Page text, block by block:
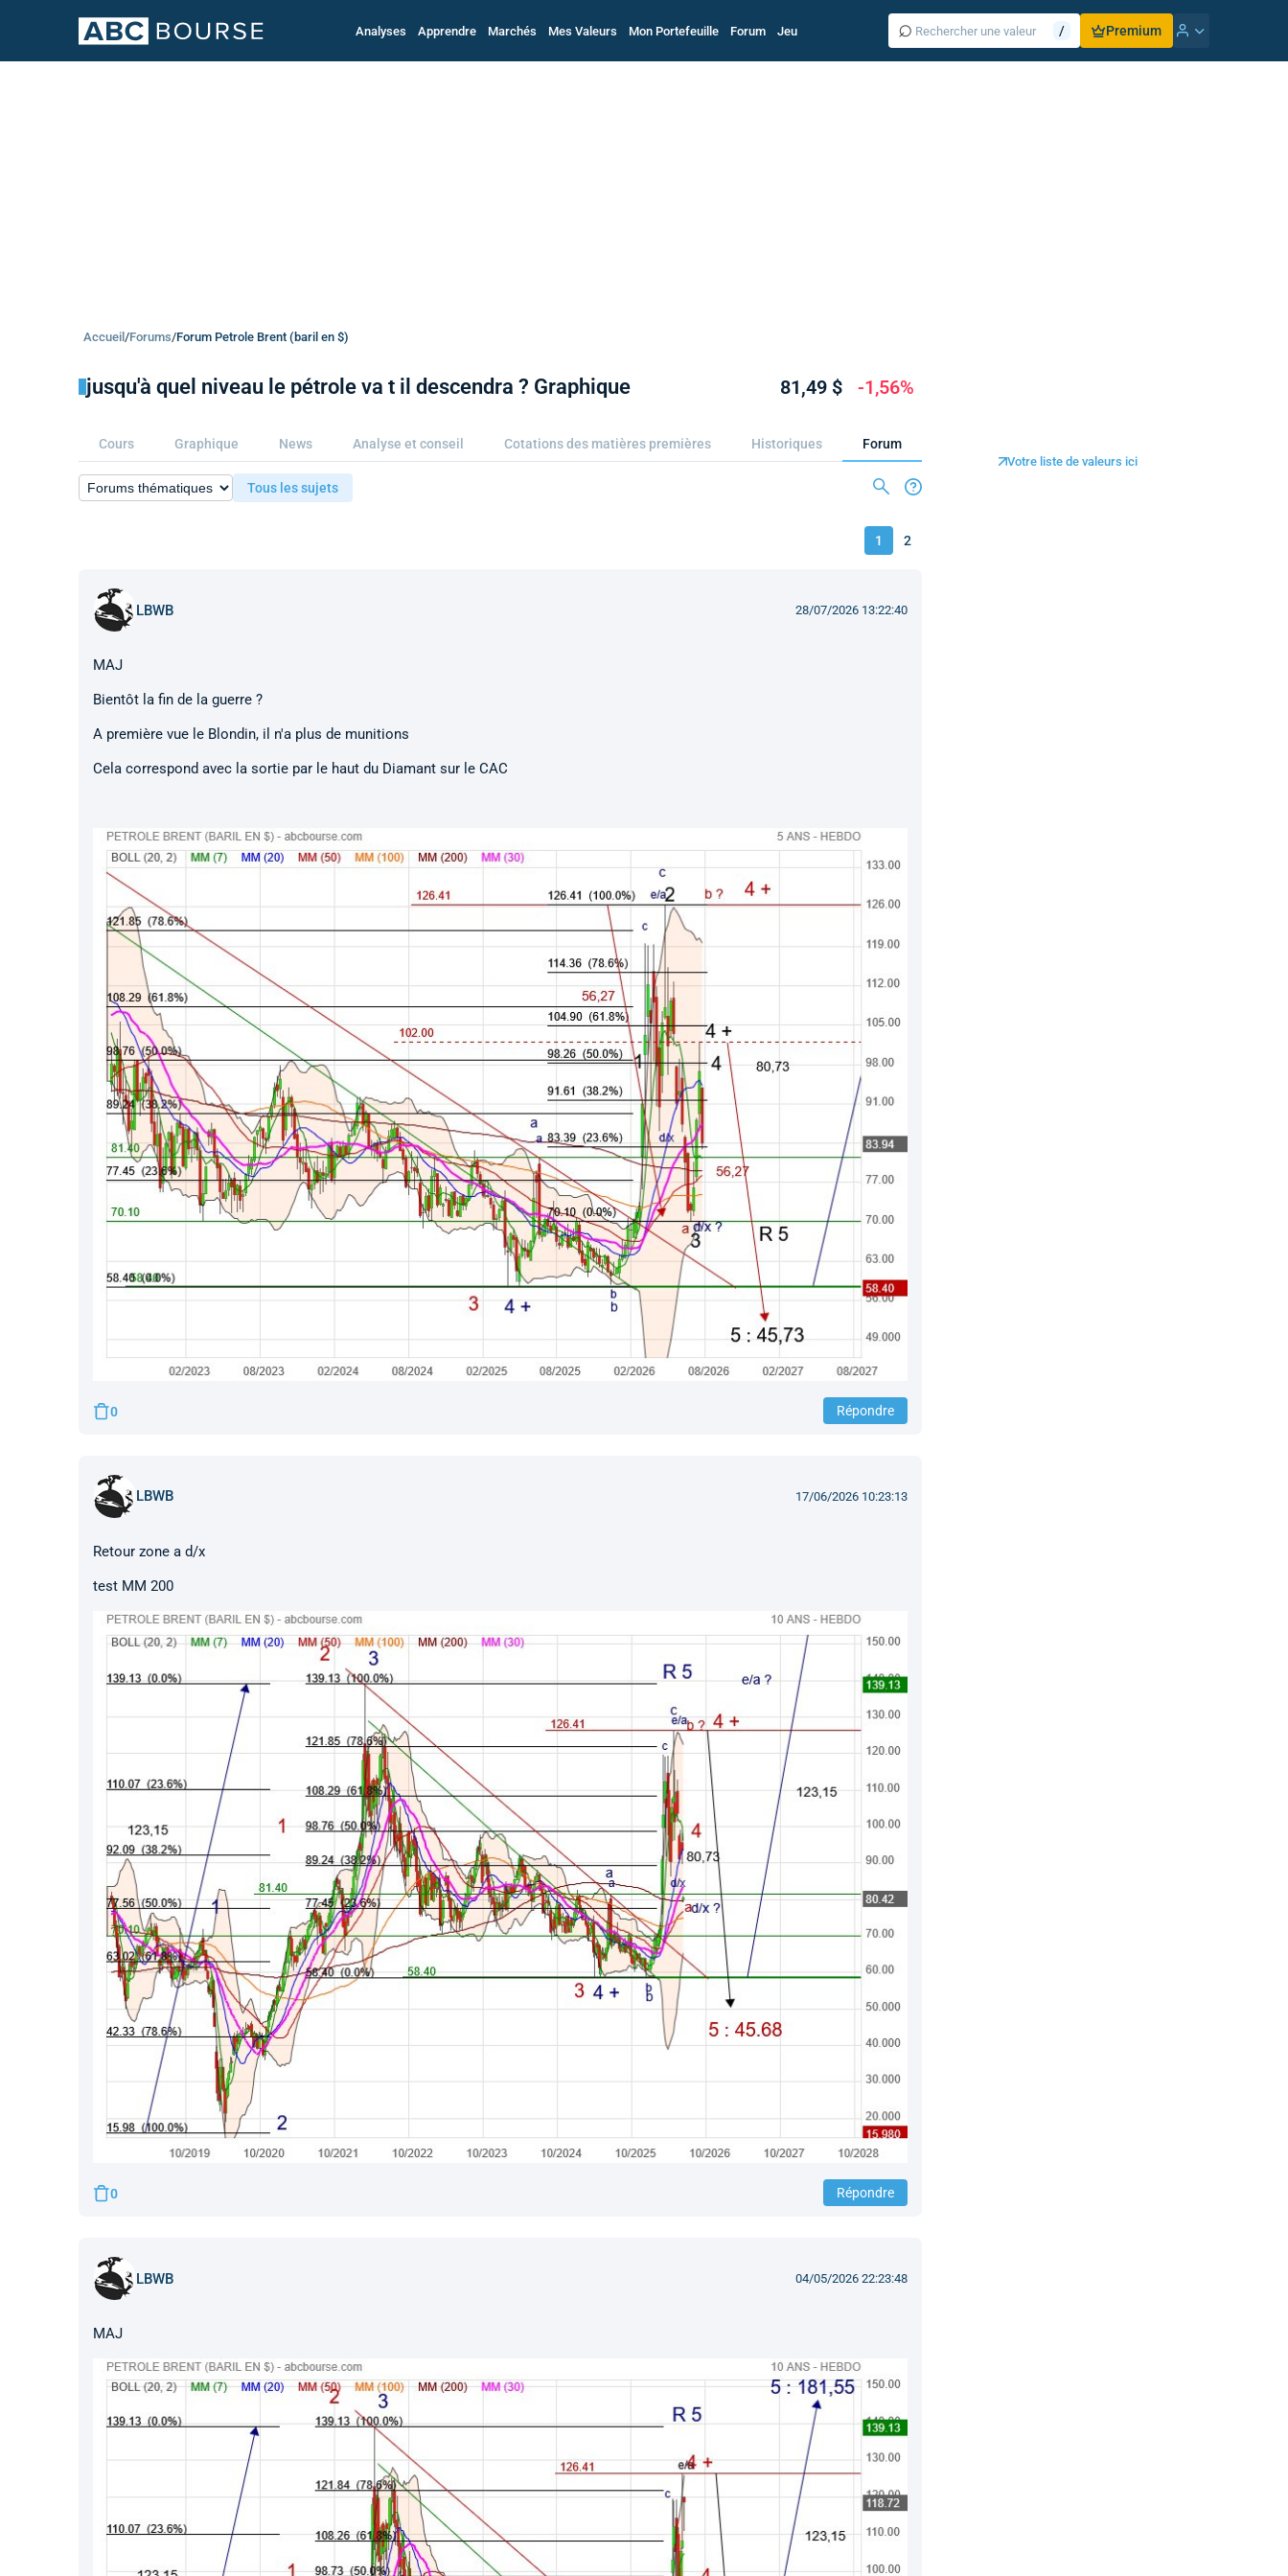
Analyses Apprendre Marchés Mes Valeurs Mon Portefeuille Forum Jeu ⌕ / Premium
Accueil /Forums/Forum Petrole Brent (baril en $)
jusqu'à quel niveau le pétrole va t il descendra ? Graphique 81,49 $ -1,56%
Cours Graphique News Analyse et conseil Cotations des matières premières Historiques Forum
Tous les sujets
1 2
LBWB 28/07/2026 13:22:40
MAJ
Bientôt la fin de la guerre ?
A première vue le Blondin, il n'a plus de munitions
Cela correspond avec la sortie par le haut du Diamant sur le CAC
0 Répondre
LBWB 17/06/2026 10:23:13
Retour zone a d/x
test MM 200
0 Répondre
LBWB 04/05/2026 22:23:48
MAJ
Votre liste de valeurs ici